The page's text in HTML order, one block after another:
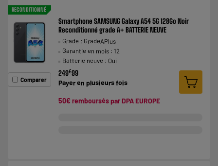
RECONDITIONNÉ
Comparer
Smartphone SAMSUNG Galaxy A54 5G 128Go Noir
Reconditionné grade A+ BATTERIE NEUVE
Grade : GradeAPlus
Garantie en mois : 12
Batterie neuve : Oui
249€99
Payer en plusieurs fois
50€ remboursés par DPA EUROPE